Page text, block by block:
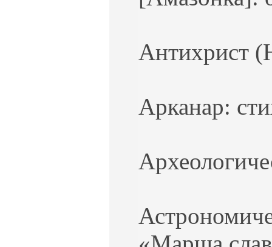
Антихрист
Арканар: